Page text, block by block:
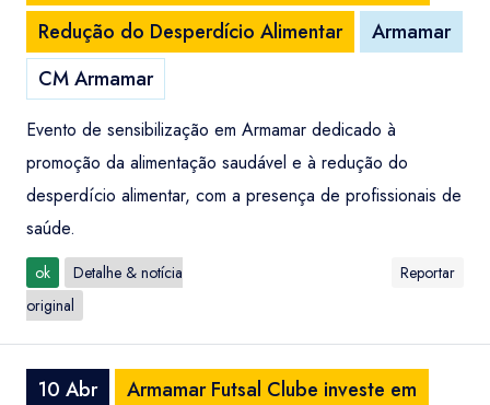
Redução do Desperdício Alimentar
Armamar
CM Armamar
Evento de sensibilização em Armamar dedicado à
promoção da alimentação saudável e à redução do
desperdício alimentar, com a presença de profissionais de
saúde.
ok
Detalhe & notícia
original
Reportar
10 Abr
Armamar Futsal Clube investe em